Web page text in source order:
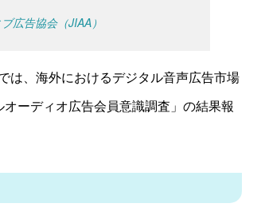
広告協会（JIAA）
は、海外におけるデジタル音声広告市場
ーディオ広告会員意識調査」の結果報
RIZAP株式会社
プ